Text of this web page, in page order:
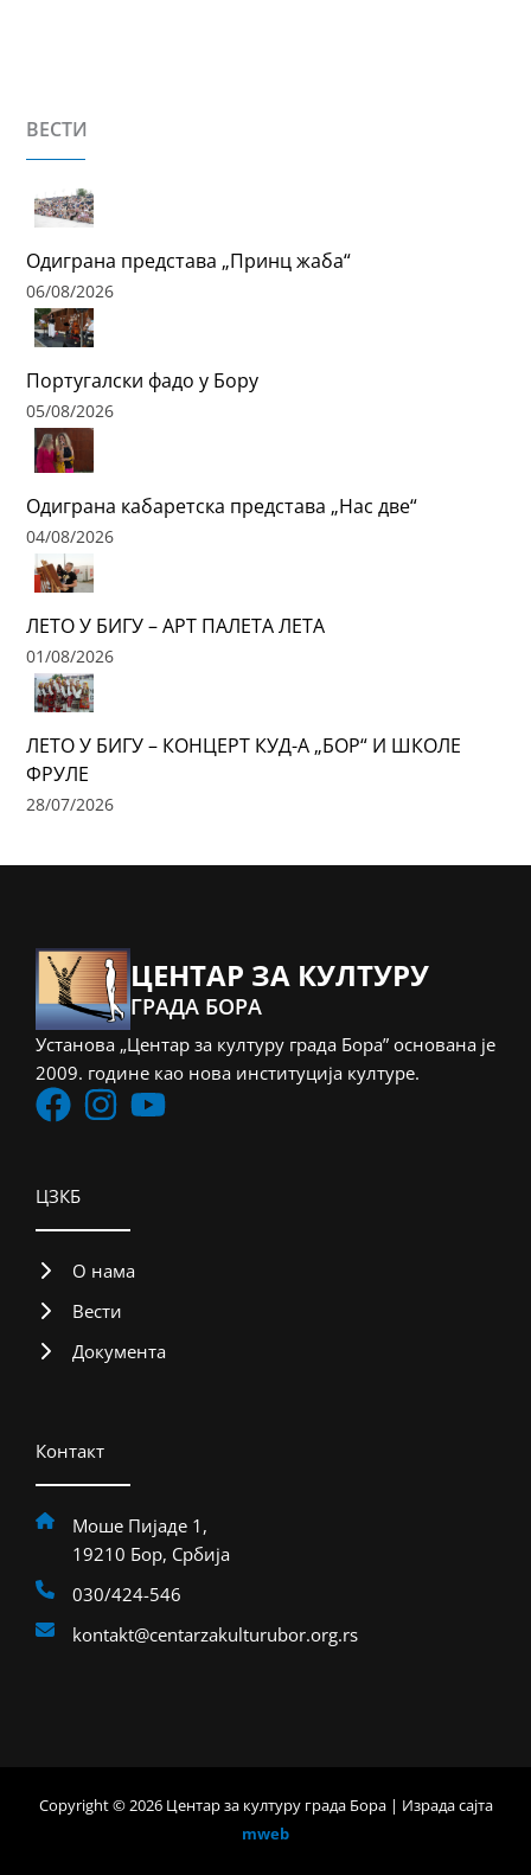
ВЕСТИ
Одиграна представа „Принц жаба“
06/08/2026
Португалски фадо у Бору
05/08/2026
Одиграна кабаретска представа „Нас две“
04/08/2026
ЛЕТО У БИГУ – АРТ ПАЛЕТА ЛЕТА
01/08/2026
ЛЕТО У БИГУ – КОНЦЕРТ КУД-А „БОР“ И ШКОЛЕ
ФРУЛЕ
28/07/2026
ЦЕНТАР ЗА КУЛТУРУ
ГРАДА БОРА
Установа „Центар за културу града Бора” основана је
2009. године као нова институција културе.
ЦЗКБ
О нама
Вести
Документа
Контакт
Моше Пијаде 1,
19210 Бор, Србија
030/424-546
kontakt@centarzakulturubor.org.rs
Copyright © 2026 Центар за културу града Бора | Израда сајта
mweb